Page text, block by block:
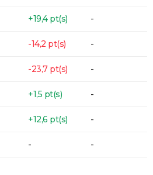
+19,4 pt(s) -
-14,2 pt(s) -
-23,7 pt(s) -
+1,5 pt(s) -
+12,6 pt(s) -
- -